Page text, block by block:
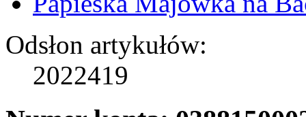
Odsłon artykułów:
2022419